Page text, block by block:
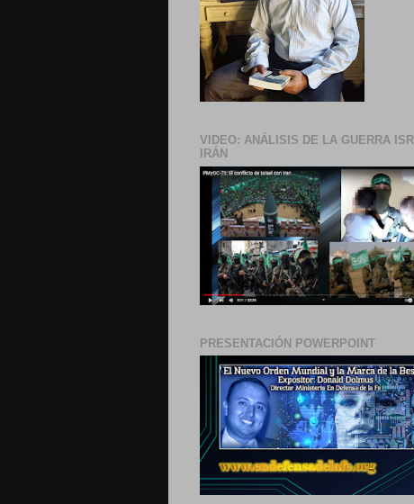
VIDEO: ANÁLISIS DE LA GUERRA
IRÁN
PRESENTACIÓN POWERPOINT